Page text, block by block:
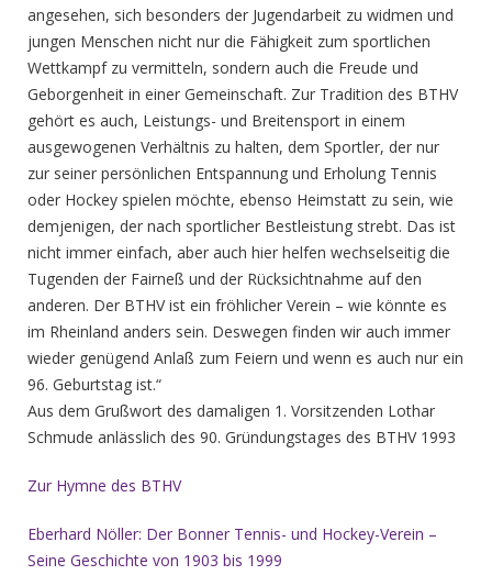
angesehen, sich besonders der Jugendarbeit zu widmen und
jungen Menschen nicht nur die Fähigkeit zum sportlichen
Wettkampf zu vermitteln, sondern auch die Freude und
Geborgenheit in einer Gemeinschaft. Zur Tradition des BTHV
gehört es auch, Leistungs- und Breitensport in einem
ausgewogenen Verhältnis zu halten, dem Sportler, der nur
zur seiner persönlichen Entspannung und Erholung Tennis
oder Hockey spielen möchte, ebenso Heimstatt zu sein, wie
demjenigen, der nach sportlicher Bestleistung strebt. Das ist
nicht immer einfach, aber auch hier helfen wechselseitig die
Tugenden der Fairneß und der Rücksichtnahme auf den
anderen. Der BTHV ist ein fröhlicher Verein – wie könnte es
im Rheinland anders sein. Deswegen finden wir auch immer
wieder genügend Anlaß zum Feiern und wenn es auch nur ein
96. Geburtstag ist.“
Aus dem Grußwort des damaligen 1. Vorsitzenden Lothar
Schmude anlässlich des 90. Gründungstages des BTHV1993
Zur Hymne des BTHV
Eberhard Nöller: Der Bonner Tennis- und Hockey-Verein –
Seine Geschichte von 1903 bis 1999